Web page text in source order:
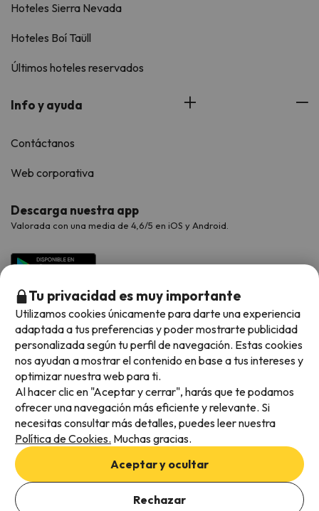
Añade las fechas para comprobar la disponibilidad
Hoteles Sierra Nevada
Hoteles Boí Taüll
Últimos hoteles reservados
Info y ayuda
Contáctanos
Web corporativa
Descarga nuestra app
Valorada con una media de 4,6/5 en iOS y Android.
Métodos de pago disponibles
Condiciones generales
Privacidad de datos
Política de cookies
Tu privacidad es muy importante
Utilizamos cookies únicamente para darte una experiencia
adaptada a tus preferencias y poder mostrarte publicidad
personalizada según tu perfil de navegación. Estas cookies
nos ayudan a mostrar el contenido en base a tus intereses y
optimizar nuestra web para ti.
Al hacer clic en "Aceptar y cerrar", harás que te podamos
ofrecer una navegación más eficiente y relevante. Si
necesitas consultar más detalles, puedes leer nuestra
Política de Cookies. Muchas gracias.
Aceptar y ocultar
Rechazar